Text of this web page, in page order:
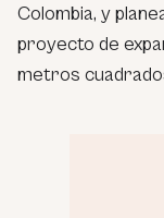
Colombia, y
proyecto de
metros